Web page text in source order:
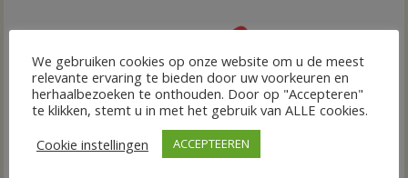
We gebruiken cookies op onze website om u de meest
relevante ervaring te bieden door uw voorkeuren en
herhaalbezoeken te onthouden. Door op "Accepteren"
te klikken, stemt u in met het gebruik van ALLE cookies.
Cookie instellingen
ACCEPTEEREN